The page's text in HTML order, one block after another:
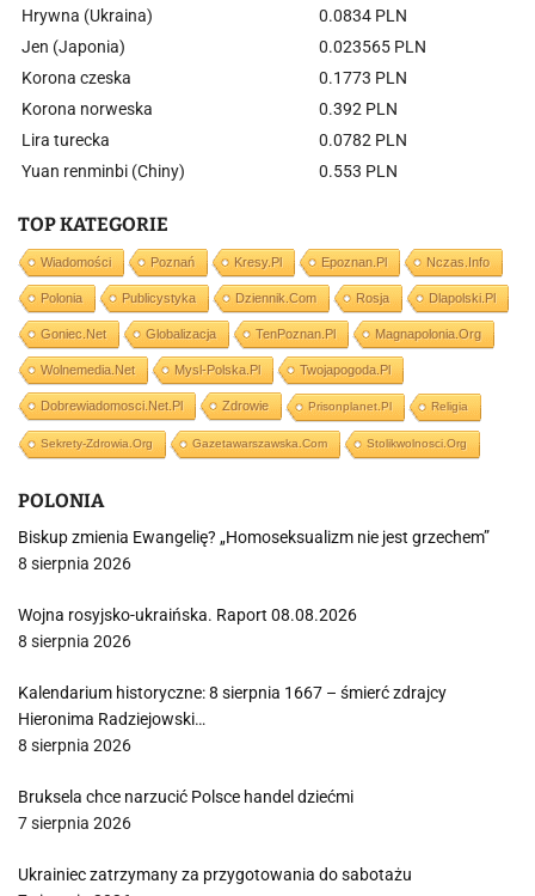
Hrywna (Ukraina)
0.0834 PLN
Jen (Japonia)
0.023565 PLN
Korona czeska
0.1773 PLN
Korona norweska
0.392 PLN
Lira turecka
0.0782 PLN
Yuan renminbi (Chiny)
0.553 PLN
TOP KATEGORIE
Wiadomości Poznań Kresy.pl Epoznan.pl Nczas.info
Polonia Publicystyka Dziennik.com Rosja Dlapolski.pl
Goniec.net Globalizacja TenPoznan.pl Magnapolonia.org
Wolnemedia.net Mysl-Polska.pl Twojapogoda.pl
Dobrewiadomosci.net.pl Zdrowie Prisonplanet.pl Religia
Sekrety-Zdrowia.org Gazetawarszawska.com Stolikwolnosci.org
POLONIA
Biskup zmienia Ewangelię? „Homoseksualizm nie jest grzechem”
8 sierpnia 2026
Wojna rosyjsko-ukraińska. Raport 08.08.2026
8 sierpnia 2026
Kalendarium historyczne: 8 sierpnia 1667 – śmierć zdrajcy
Hieronima Radziejowski…
8 sierpnia 2026
Bruksela chce narzucić Polsce handel dziećmi
7 sierpnia 2026
Ukrainiec zatrzymany za przygotowania do sabotażu